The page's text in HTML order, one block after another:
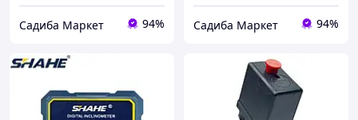
Садиба Маркет 94% Садиба Маркет 94%